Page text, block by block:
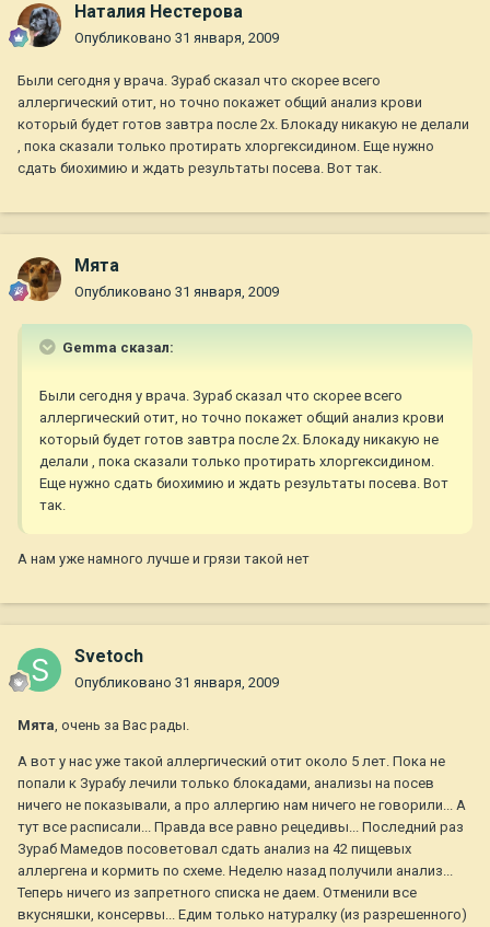
Наталия Нестерова
Опубликовано 31 января, 2009
Были сегодня у врача. Зураб сказал что скорее всего
аллергический отит, но точно покажет общий анализ крови
который будет готов завтра после 2х. Блокаду никакую не делали
, пока сказали только протирать хлоргексидином. Еще нужно
сдать биохимию и ждать результаты посева. Вот так.
Мята
Опубликовано 31 января, 2009
Gemma сказал:
Были сегодня у врача. Зураб сказал что скорее всего
аллергический отит, но точно покажет общий анализ крови
который будет готов завтра после 2х. Блокаду никакую не
делали , пока сказали только протирать хлоргексидином.
Еще нужно сдать биохимию и ждать результаты посева. Вот
так.
А нам уже намного лучше и грязи такой нет
Svetoch
Опубликовано 31 января, 2009
Мята, очень за Вас рады.
А вот у нас уже такой аллергический отит около 5 лет. Пока не
попали к Зурабу лечили только блокадами, анализы на посев
ничего не показывали, а про аллергию нам ничего не говорили... А
тут все расписали... Правда все равно рецедивы... Последний раз
Зураб Мамедов посоветовал сдать анализ на 42 пищевых
аллергена и кормить по схеме. Неделю назад получили анализ...
Теперь ничего из запретного списка не даем. Отменили все
вкусняшки, консервы... Едим только натуралку (из разрешенного)